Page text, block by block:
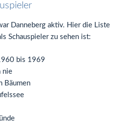
Danneberg aktiv. Hier die Liste
Schauspieler zu sehen ist:
bis 1969
nie
Bäumen